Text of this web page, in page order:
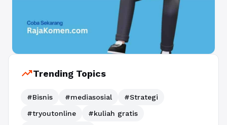
trending_upTrending Topics
#Bisnis #mediasosial
#Strategi
#tryoutonline
#kuliah gratis